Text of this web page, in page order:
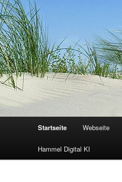
Zum
primären
Zum
sekundären
Startseite Webseite
Hammel Digital KI